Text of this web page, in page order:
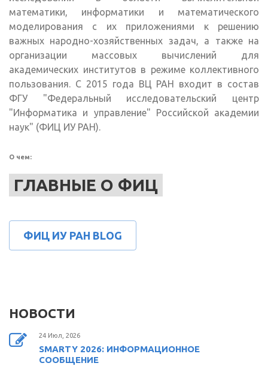
математики, информатики и математического
моделирования с их приложениями к решению
важных народно-хозяйственных задач, а также на
организации массовых вычислений для
академических институтов в режиме коллективного
пользования. C 2015 года ВЦ РАН входит в состав
ФГУ "Федеральный исследовательский центр
"Информатика и управление" Российской академии
наук" (ФИЦ ИУ РАН).
О чем:
ГЛАВНЫЕ О ФИЦ
ФИЦ ИУ РАН BLOG
НОВОСТИ
24 Июл, 2026
SMARTY 2026: ИНФОРМАЦИОННОЕ
СООБЩЕНИЕ